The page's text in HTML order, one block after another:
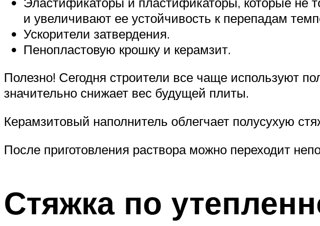
и увеличивают ее устойчивость к перепадам
Ускорители затвердения.
Пенопластовую крошку и керамзит.
Полезно! Сегодня строители все чаще используют
значительно снижает вес будущей плиты.
Керамзитовый наполнитель облегчает полусухую
После приготовления раствора можно переходит
Стяжка по